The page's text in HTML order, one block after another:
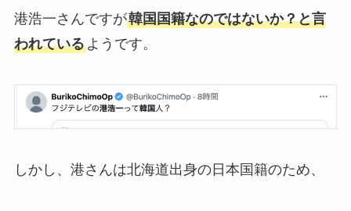
港浩一さんですが韓国国籍なのではないか？と言
われているようです。
しかし、港さんは北海道出身の日本国籍のため、